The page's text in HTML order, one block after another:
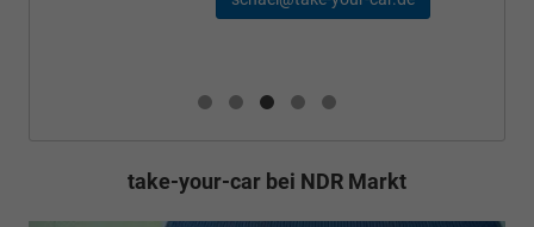
take-your-car bei NDR Markt